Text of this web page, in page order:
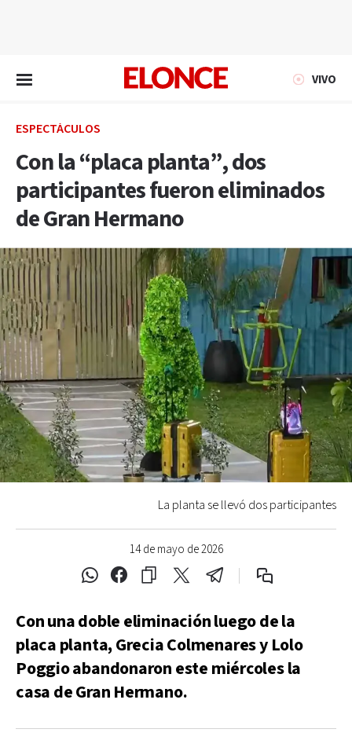
VIVO
ESPECTÁCULOS
Con la “placa planta”, dos
participantes fueron eliminados
de Gran Hermano
14 de mayo de 2026
La planta se llevó dos participantes
Con una doble eliminación luego de la
placa planta, Grecia Colmenares y Lolo
Poggio abandonaron este miércoles la
casa de Gran Hermano.